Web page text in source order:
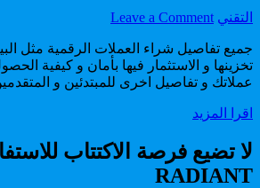
شامل.
تريد
معرفته
عنه
موضوع
شامل.
Author:
التقني Leave a Comment
on
العملات
الرقمية
و
بأمان
جميع تفاصيل شراء العملات الرقمية مثل
تخزينها و الاستثمار فيها بأمان و كيفية
عملاتك و تفاصيل اخرى للمبتدئين و
اقرا المزيد
الرقمية
تخزينها
لا تضيع فرصة الاكتتاب
RADIANT